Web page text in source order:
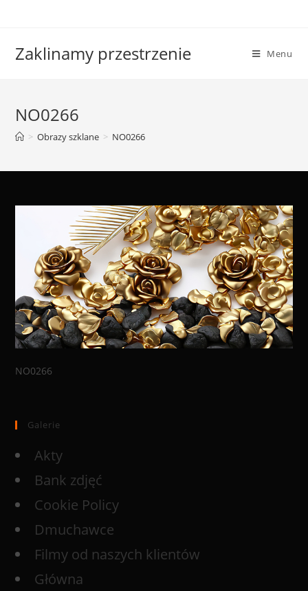
Zaklinamy przestrzenie Menu
NO0266
> Obrazy szklane > NO0266
NO0266
Galerie
Akty
Bank zdjęć
Cookie Policy
Dmuchawce
Filmy od naszych klientów
Główna